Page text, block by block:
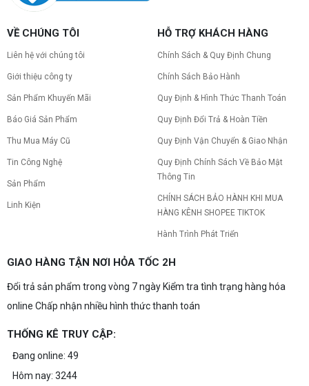
VỀ CHÚNG TÔI
Liên hệ với chúng tôi
Giới thiệu công ty
Sản Phẩm Khuyến Mãi
Báo Giá Sản Phẩm
Thu Mua Máy Cũ
Tin Công Nghệ
Sản Phẩm
Linh Kiện
HỖ TRỢ KHÁCH HÀNG
Chính Sách & Quy Định Chung
Chính Sách Bảo Hành
Quy Định & Hình Thức Thanh Toán
Quy Định Đổi Trả & Hoàn Tiền
Quy Định Vận Chuyển & Giao Nhận
Quy Định Chính Sách Về Bảo Mật
Thông Tin
CHÍNH SÁCH BẢO HÀNH KHI MUA
HÀNG KÊNH SHOPEE TIKTOK
Hành Trình Phát Triển
GIAO HÀNG TẬN NƠI HỎA TỐC 2H
Đổi trả sản phẩm trong vòng 7 ngày Kiểm tra tình trạng hàng hóa
online Chấp nhận nhiều hình thức thanh toán
THỐNG KÊ TRUY CẬP:
Đang online: 49
Hôm nay: 3244